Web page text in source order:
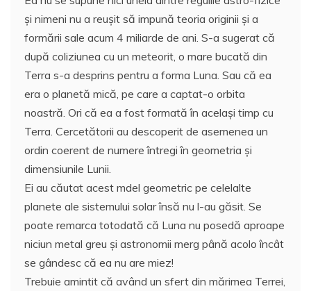
şi nimeni nu a reuşit să impună teoria originii şi a
formării sale acum 4 miliarde de ani. S-a sugerat că
după coliziunea cu un meteorit, o mare bucată din
Terra s-a desprins pentru a forma Luna. Sau că ea
era o planetă mică, pe care a captat-o orbita
noastră. Ori că ea a fost formată în acelaşi timp cu
Terra. Cercetătorii au descoperit de asemenea un
ordin coerent de numere întregi în geometria şi
dimensiunile Lunii.
Ei au căutat acest mdel geometric pe celelalte
planete ale sistemului solar însă nu l-au găsit. Se
poate remarca totodată că Luna nu posedă aproape
niciun metal greu şi astronomii merg până acolo încât
se gândesc că ea nu are miez!
Trebuie amintit că având un sfert din mărimea Terrei,